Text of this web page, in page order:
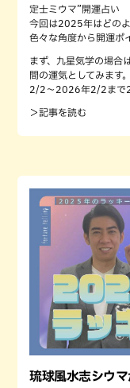
定士ミウマ”開運占い
今回は2025年はどの
色々な角度から開運ポ
まず、九星気学の場合
間の運気としてみます
2/2〜2026年2/2まで
＞記事を読む
琉球風水志シウ